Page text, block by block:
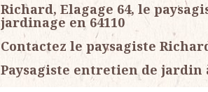
Richard, Elagage 64, le
jardinage en 64110
Contactez le paysagiste
Paysagiste entretien de jardin